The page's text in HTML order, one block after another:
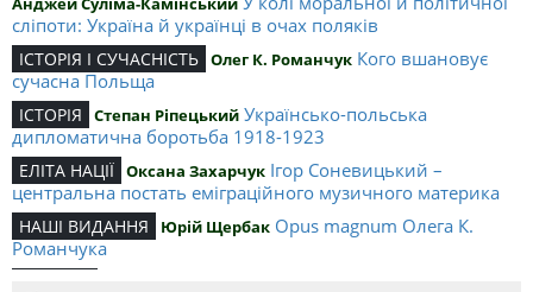
сліпоти: Україна й українці в очах поляків
ІСТОРІЯ І СУЧАСНІСТЬ Олег К. Романчук Кого вшановує
сучасна Польща
ІСТОРІЯ Степан Ріпецький Українсько-польська
дипломатична боротьба 1918-1923
ЕЛІТА НАЦІЇ Оксана Захарчук Ігор Соневицький –
центральна постать еміграційного музичного материка
НАШІ ВИДАННЯ Юрій Щербак Opus magnum Олега К.
Романчука